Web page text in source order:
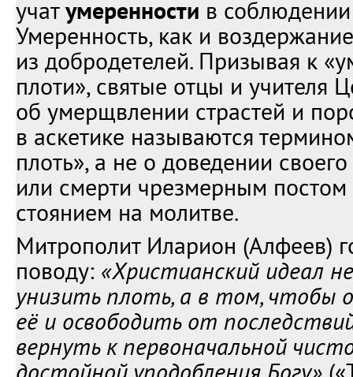
учатумеренности в соблюдении
Умеренность, как и
из добродетелей. Призывая к
плоти», святые отцы и учителя
об умерщвлении страстей и
в аскетике называются
плоть», а не о доведении
или смерти чрезмерным
стоянием на молитве.
Митрополит Иларион (Алфеев)
поводу: «Христианский идеал
унизить плоть, а в том, чтобы
её и освободить от
вернуть к первоначальной